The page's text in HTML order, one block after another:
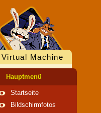
Machine
Hauptmenü
Startseite
Bildschirmfotos